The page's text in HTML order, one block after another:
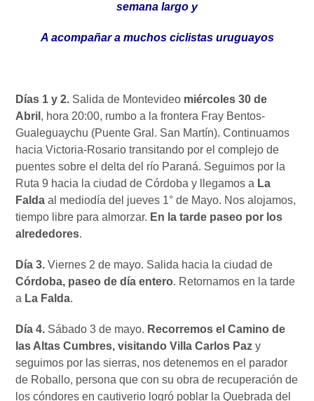
semana largo y
A acompañar a muchos ciclistas uruguayos
Días 1 y 2. Salida de Montevideo miércoles 30 de
Abril , hora 20:00, rumbo a la frontera Fray Bentos-
Gualeguaychu (Puente Gral. San Martín). Continuamos
hacia Victoria-Rosario transitando por el complejo de
puentes sobre el delta del río Paraná. Seguimos por la
Ruta 9 hacia la ciudad de Córdoba y llegamos a La
Faldaal mediodía del jueves 1° de Mayo. Nos alojamos,
tiempo libre para almorzar. En la tarde paseo por los
alrededores.
Día 3. Viernes 2 de mayo. Salida hacia la ciudad de
Córdoba, paseo de día entero. Retornamos en la tarde
a La Falda.
Día 4. Sábado 3 de mayo. Recorremos el Camino de
las Altas Cumbres, visitando Villa Carlos Paz y
seguimos por las sierras, nos detenemos en el parador
de Roballo, persona que con su obra de recuperación de
los cóndores en cautiverio logró poblar la Quebrada del